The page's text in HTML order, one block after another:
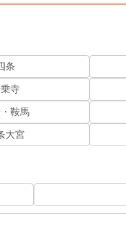
条
寺
鞍馬
大宮